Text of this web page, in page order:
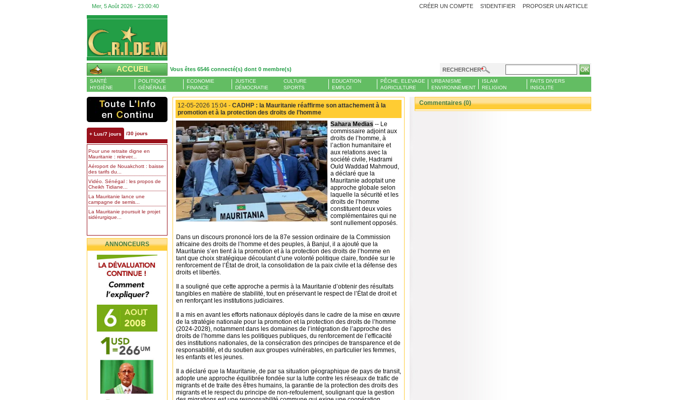
Mer, 5 Août 2026 - 23:00:41 PROPOSER UN ARTICLE
CRÉER UN COMPTE S'IDENTIFIER
ACCUEIL Vous êtes 6546 connecté(s) dont 0 membre(s) RECHERCHER
SANTÉ
HYGIÈNE
POLITIQUE
GÉNÉRALE
ECONOMIE
FINANCE
JUSTICE
DÉMOCRATIE
CULTURE
SPORTS
EDUCATION
EMPLOI
PÊCHE, ELEVAGE
AGRICULTURE
URBANISME
ENVIRONNEMENT
ISLAM
RELIGION
FAITS DIVERS
INSOLITE
+ Lus/7 jours /30 jours
Pour une retraite digne en
Mauritanie : relever...
Aéroport de Nouakchott : baisse
des tarifs du...
Vidéo. Sénégal : les propos de
Cheikh Tidiane...
La Mauritanie lance une
campagne de semis...
La Mauritanie poursuit le projet
sidérurgique...
ANNONCEURS
12-05-2026 15:04 - CADHP : la Mauritanie réaffirme son attachement à la
promotion et à la protection des droits de l’homme
Sahara Medias -- Le
commissaire adjoint aux
droits de l’homme, à
l’action humanitaire et
aux relations avec la
société civile, Hadrami
Ould Waddad Mahmoud,
a déclaré que la
Mauritanie adoptait une
approche globale selon
laquelle la sécurité et les
droits de l’homme
constituent deux voies
complémentaires qui ne
sont nullement opposés.
Dans un discours prononcé lors de la 87e session ordinaire de la Commission
africaine des droits de l’homme et des peuples, à Banjul, il a ajouté que la
Mauritanie s’en tient à la promotion et à la protection des droits de l’homme en
tant que choix stratégique découlant d’une volonté politique claire, fondée sur le
renforcement de l’État de droit, la consolidation de la paix civile et la défense des
droits et libertés.
Il a souligné que cette approche a permis à la Mauritanie d’obtenir des résultats
tangibles en matière de stabilité, tout en préservant le respect de l’État de droit et
en renforçant les institutions judiciaires.
Il a mis en avant les efforts nationaux déployés dans le cadre de la mise en œuvre
de la stratégie nationale pour la promotion et la protection des droits de l’homme
(2024-2028), notamment dans les domaines de l’intégration de l’approche des
droits de l’homme dans les politiques publiques, du renforcement de l’efficacité
des institutions nationales, de la consécration des principes de transparence et de
responsabilité, et du soutien aux groupes vulnérables, en particulier les femmes,
les enfants et les jeunes.
Il a déclaré que la Mauritanie, de par sa situation géographique de pays de transit,
adopte une approche équilibrée fondée sur la lutte contre les réseaux de trafic de
migrants et de traite des êtres humains, la garantie de la protection des droits des
migrants et le respect du principe de non-refoulement, soulignant que la gestion
Commentaires (0)